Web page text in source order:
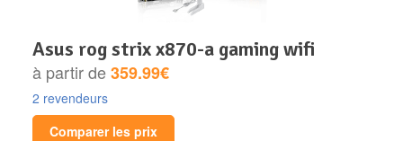
asus rog strix x870-a gaming wifi
à partir de359.99€
2 revendeurs
Comparer les prix